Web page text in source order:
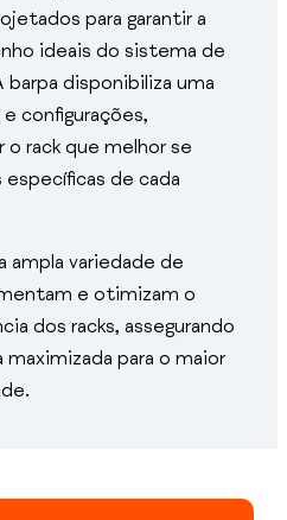
para garantir a
ideais do sistema de
disponibiliza uma
configurações,
rack que melhor se
de cada
ampla variedade de
e otimizam o
dos racks, assegurando
para o maior